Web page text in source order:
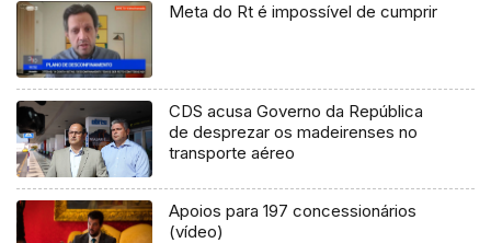
Meta do Rt é impossível de cumprir
CDS acusa Governo da República
de desprezar os madeirenses no
transporte aéreo
Apoios para 197 concessionários
(vídeo)